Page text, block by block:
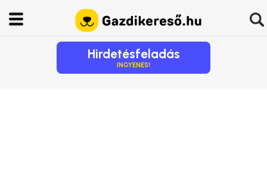
Hirdetésfeladás
INGYENES!